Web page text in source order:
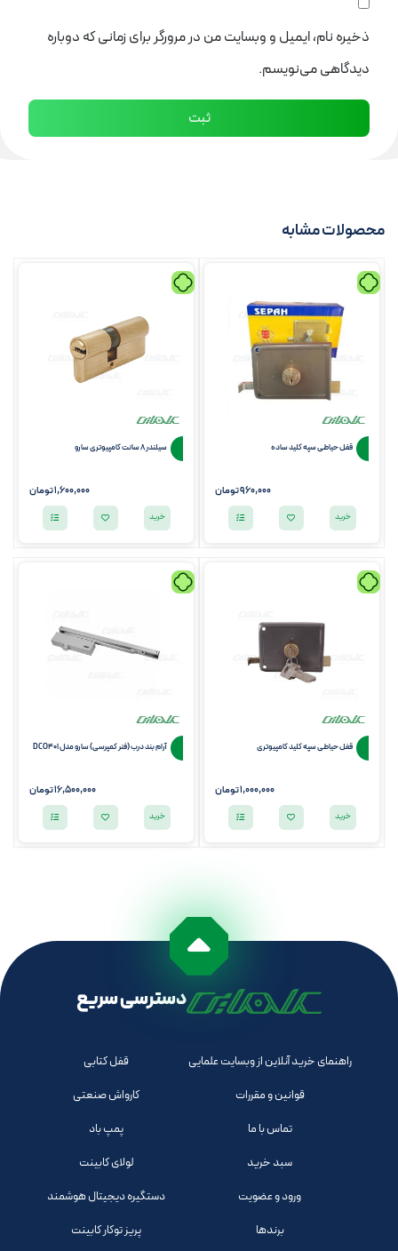
ذخیره نام، ایمیل و وبسایت من در مرورگر برای زمانی که دوباره
دیدگاهی می‌نویسم.
محصولات مشابه
قفل حیاطی سپه کلید ساده
960,000تومان
خرید
سیلندر 8 سانت کامپیوتری سارو
1,600,000تومان
خرید
قفل حیاطی سپه کلید کامپیوتری
1,000,000تومان
خرید
آرام بند درب (فنر کمپرسی) سارو مدل DCO401
16,500,000تومان
خرید
دسترسی سریع
راهنمای خرید آنلاین از وبسایت علمایی
قوانین و مقررات
تماس با ما
سبد خرید
ورود و عضویت
برندها
قفل کتابی
کارواش صنعتی
پمپ باد
لولای کابینت
دستگیره دیجیتال هوشمند
پریز توکار کابینت